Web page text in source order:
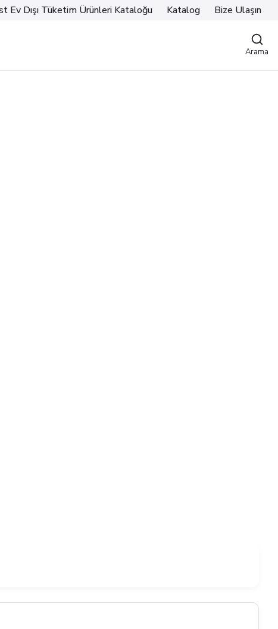
Ev Dışı Tüketim Ürünleri Kataloğu Katalog Bize Ulaşın
Arama